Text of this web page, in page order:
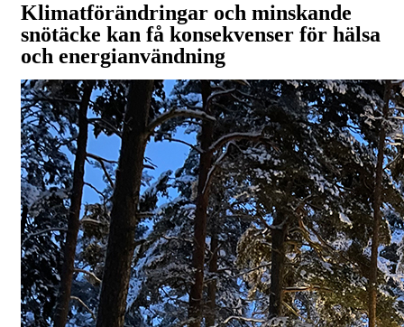
Klimatförändringar och minskande
snötäcke kan få konsekvenser för hälsa
och energianvändning